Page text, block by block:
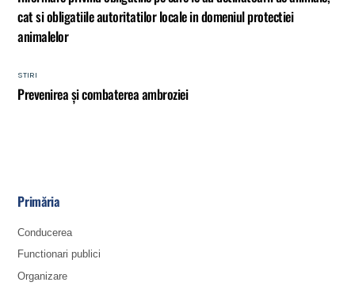
cat si obligatiile autoritatilor locale in domeniul protectiei
animalelor
STIRI
Prevenirea și combaterea ambroziei
Primăria
Conducerea
Functionari publici
Organizare